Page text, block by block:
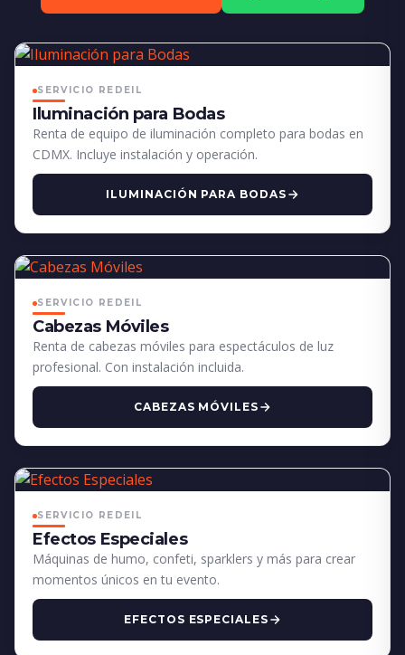
SERVICIO REDEIL
Iluminación para Bodas
Renta de equipo de iluminación completo para bodas en
CDMX. Incluye instalación y operación.
ILUMINACIÓN PARA BODAS
SERVICIO REDEIL
Cabezas Móviles
Renta de cabezas móviles para espectáculos de luz
profesional. Con instalación incluida.
CABEZAS MÓVILES
SERVICIO REDEIL
Efectos Especiales
Máquinas de humo, confeti, sparklers y más para crear
momentos únicos en tu evento.
EFECTOS ESPECIALES